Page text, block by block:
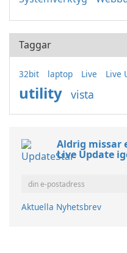
Taggar
32bit laptop Live Live
utility vista
Aldrig missar
Live Update
Aktuella Nyhetsbrev